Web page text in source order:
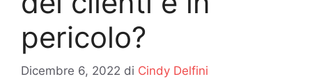
pericolo?
Dicembre 6, 2022 di Cindy Delfini